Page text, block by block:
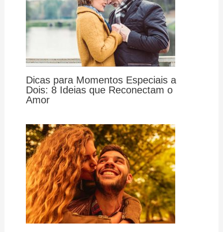
Dicas para Momentos Especiais a
Dois: 8 Ideias que Reconectam o
Amor